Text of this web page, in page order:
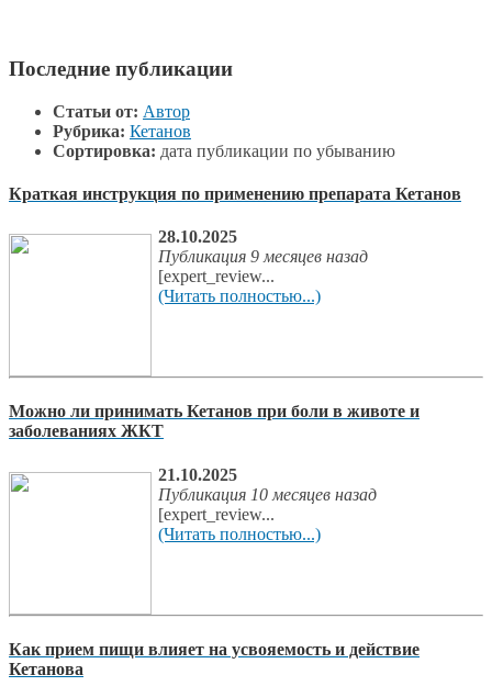
Последние публикации
Статьи от: Автор
Рубрика: Кетанов
Сортировка: дата публикации по убыванию
Краткая инструкция по применению препарата Кетанов
28.10.2025
Публикация 9 месяцев назад
[expert_review...
(Читать полностью...)
Можно ли принимать Кетанов при боли в животе и
заболеваниях ЖКТ
21.10.2025
Публикация 10 месяцев назад
[expert_review...
(Читать полностью...)
Как прием пищи влияет на усвояемость и действие
Кетанова